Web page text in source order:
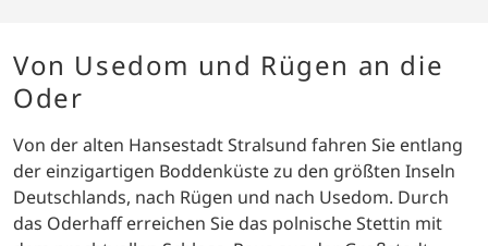
Von Usedom und Rügen an die
Oder
Von der alten Hansestadt Stralsund fahren Sie entlang
der einzigartigen Boddenküste zu den größten Inseln
Deutschlands, nach Rügen und nach Usedom. Durch
das Oderhaff erreichen Sie das polnische Stettin mit